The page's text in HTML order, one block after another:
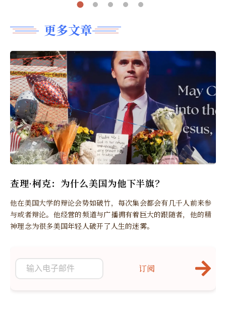
更多文章
查理·柯克：为什么美国为他下半旗？
他在美国大学的辩论会势如破竹，每次集会都会有几千人前来参
与或者辩论。他经营的频道与广播拥有着巨大的跟随者，他的精
神理念为很多美国年轻人破开了人生的迷雾。
订阅